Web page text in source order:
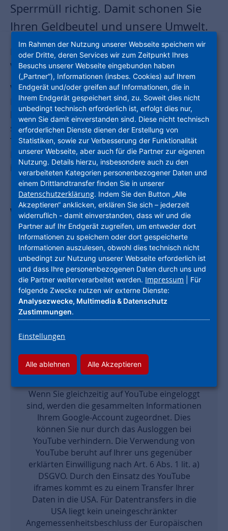
Sperrmüll richtig. Damit schonen Sie
Ihren Geldbeutel und unsere Umwelt.
Dafür ist wichtig zu wissen, welcher Abfall in
welche Mülltonne gehört.
Wenn Sie größere Gegenstände wie Möbel,
Fahrräder oder Teppiche entsorgen möchten,
handelt es sich um Sperrmüll. Informieren Sie
sich bitte über die Sperrmüll-Termine im
Treppenhaus oder direkt beim
Entsorgungsbetrieb. Die Sperrmüll-Entsorgung
ist von Kommune zu Kommune unterschiedlich.
Wichtige Infos im Video kurz erklärt
Möchten Sie vonYoutube
bereitgestellte externe Inhalte laden?
Das YouTube iframe haben wir eingebettet,
um Ihnen auf unserer Website das Abspielen
von uns ausgewählten Videos zu ermöglichen,
die auf YouTube gehostet werden. Hierbei wird
auch Ihre IP-Adresse an YouTube übertragen.
Website, auf der ein YouTube iframe
eingesetzt wird, kann YouTube nachvollziehen,
Wenn Sie gleichzeitig auf YouTube eingeloggt
sind, werden die gesammelten Informationen
Ihrem Google-Account zugeordnet. Dies
können Sie nur durch das Ausloggen bei
YouTube verhindern. Die Verwendung von
YouTube beruht auf Ihrer uns gegenüber
erklärten Einwilligung nach Art. 6 Abs. 1 lit. a)
DSGVO. Durch den Einsatz des YouTube
iframes kommt es zu einem Transfer Ihrer
Daten in die USA. Für Datentransfers in die
USA liegt kein uneingeschränkter
Angemessenheitsbeschluss der Europäischen
Im Rahmen der Nutzung unserer Webseite speichern wir
oder Dritte, deren Services wir zum Zeitpunkt Ihres
Besuchs unserer Webseite eingebunden haben
(„Partner“), Informationen (insbes. Cookies) auf Ihrem
Endgerät und/oder greifen auf Informationen, die in
Ihrem Endgerät gespeichert sind, zu. Soweit dies nicht
unbedingt technisch erforderlich ist, erfolgt dies nur,
wenn Sie damit einverstanden sind. Diese nicht technisch
erforderlichen Dienste dienen der Erstellung von
Statistiken, sowie zur Verbesserung der Funktionalität
unserer Webseite, aber auch für die Partner zur eigenen
Nutzung. Details hierzu, insbesondere auch zu den
verarbeiteten Kategorien personenbezogener Daten und
einem Drittlandtransfer finden Sie in unserer
Datenschutzerklärung. Indem Sie den Button „Alle
Akzeptieren“ anklicken, erklären Sie sich – jederzeit
widerruflich - damit einverstanden, dass wir und die
Partner auf Ihr Endgerät zugreifen, um entweder dort
Informationen zu speichern oder dort gespeicherte
Informationen auszulesen, obwohl dies technisch nicht
unbedingt zur Nutzung unserer Webseite erforderlich ist
und dass Ihre personenbezogenen Daten durch uns und
die Partner weiterverarbeitet werden. Impressum | Für
folgende Zwecke nutzen wir externe Dienste:
Analysezwecke, Multimedia & Datenschutz
Zustimmungen.
Einstellungen
Alle ablehnen Alle Akzeptieren